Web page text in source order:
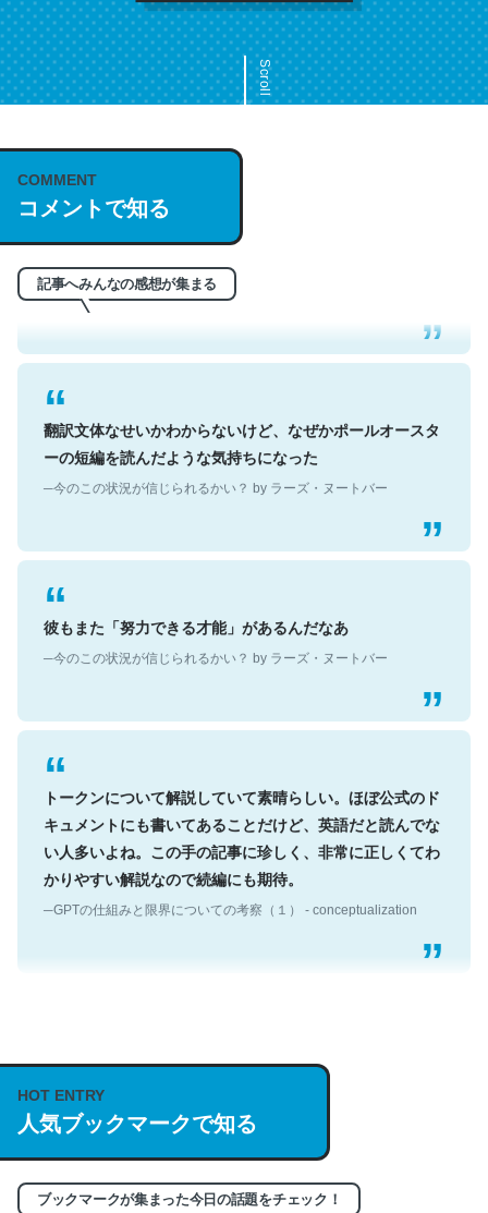
Scroll
COMMENT
コメントで知る
記事へみんなの感想が集まる
これは名文。彼はとてもクレバーなんだろうなと凄く思
う。英語少しでも読める人は原文もお勧め。自分はこの流
れ好き。Let’s Fucking Go. Then Covid hit. Shit.
─今のこの状況が信じられるかい？ by ラーズ・ヌートバー
翻訳文体なせいかわからないけど、なぜかポールオースタ
ーの短編を読んだような気持ちになった
彼もまた「努力できる才能」があるんだなあ
トークンについて解説していて素晴らしい。ほぼ公式のド
キュメントにも書いてあることだけど、英語だと読んでな
い人多いよね。この手の記事に珍しく、非常に正しくてわ
かりやすい解説なので続編にも期待。
説してる記事が少ないので貴重な良記事。/続編来た
https://isobe324649.hatenablog.com/entry/2023/03/27
/064121
─GPTの仕組みと限界についての考察（１） - conceptualization
HOT ENTRY
人気ブックマークで知る
ブックマークが集まった今日の話題をチェック！